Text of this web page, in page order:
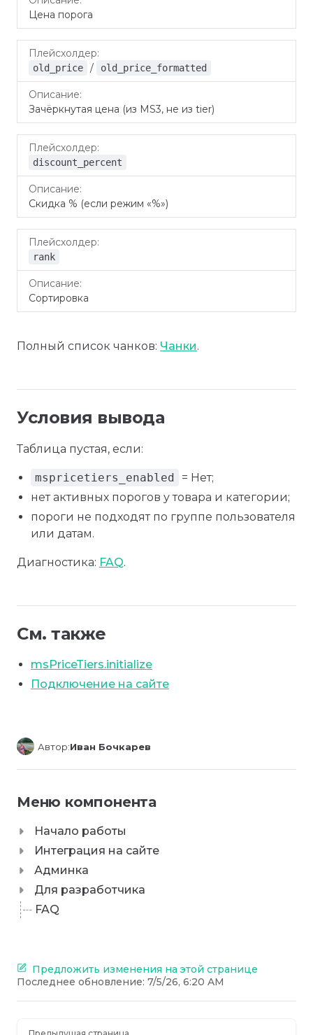
Цена порога
old_price / old_price_formatted
Зачёркнутая цена (из MS3, не из tier)
discount_percent
Скидка % (если режим «%»)
rank
Сортировка
Полный список чанков: Чанки.
Условия вывода
Таблица пустая, если:
mspricetiers_enabled
= Нет;
нет активных порогов у товара и категории;
пороги не подходят по группе пользователя
или датам.
Диагностика: FAQ.
См. также
msPriceTiers.initialize
Подключение на сайте
Автор:Иван Бочкарев
Меню компонента
Начало работы
Интеграция на сайте
Админка
Для разработчика
FAQ
Предложить изменения на этой странице
Последнее обновление: 7/5/26, 6:20 AM